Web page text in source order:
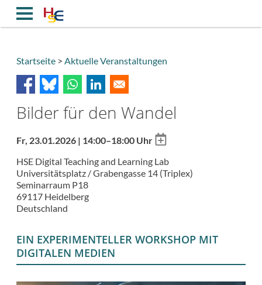
Inhalt
Breadcrumb
Startseite Aktuelle Veranstaltungen
Bilder für den Wandel
Fr, 23.01.2026 | 14:00–18:00 Uhr Add
calendar
HSE Digital Teaching and Learning Lab
Universitätsplatz / Grabengasse 14 (Triplex)
Seminarraum P18
69117 Heidelberg
Deutschland
EIN EXPERIMENTELLER WORKSHOP MIT
DIGITALEN MEDIEN